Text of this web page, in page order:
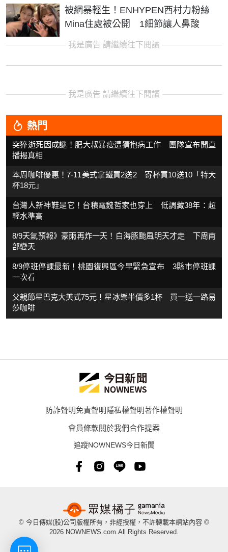
被網暴輕生！ENHYPEN西村力粉絲
Mina住處被公開 1細節讓人鼻酸
我是廣告 請繼續往下閱讀
我是廣告 請繼續往下閱讀
熱門
突猝逝死因成謎！肥大叔暴瘦遭猜抱病工作 團隊宣布開直
播揭真相
本周咖啡優惠！7-11美式拿鐵買2送2 寄杯買10送10「特大
杯18元」
台灣人新神鞋是它！台積電魏哲家也穿上 低調藏38年：超
輕水準高
8/9天氣預報》豪雨再炸一天！白海豚颱風明天才走 下周南
部變天
8/9停班停課最新！桃園復興區今早緊急宣布 3縣市停班課
一次看
父親節星巴克大美式75元！星冰樂半價多1杯 買一送一路易
莎咖啡
防詐聲明免責聲明隱私權聲明著作權聲明
會員條款關於我們合作提案
追蹤NOWNEWS今日新聞
© 今日傳媒(股)公司版權所有，非經授權，不許轉載本網站內容 ©
2026 NOWNEWS.com.All Rights Reserved.